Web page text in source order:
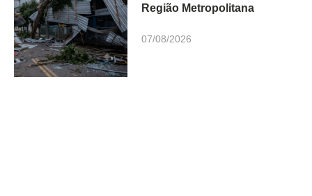
Região Metropolitana
07/08/2026